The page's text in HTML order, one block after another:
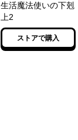
生活魔法使いの下剋
上2
ストアで購入